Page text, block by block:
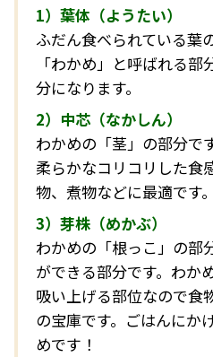
1）葉体（ようたい）
ふだん食べられている葉
「わかめ」と呼ばれる
分になります。
2）中芯（なかしん）
わかめの「茎」の部分で
柔らかなコリコリした食
物、煮物などに最適です。
3）芽株（めかぶ）
わかめの「根っこ」の部
ができる部分です。わか
吸い上げる部位なので食
の宝庫です。ごはんにか
めです！